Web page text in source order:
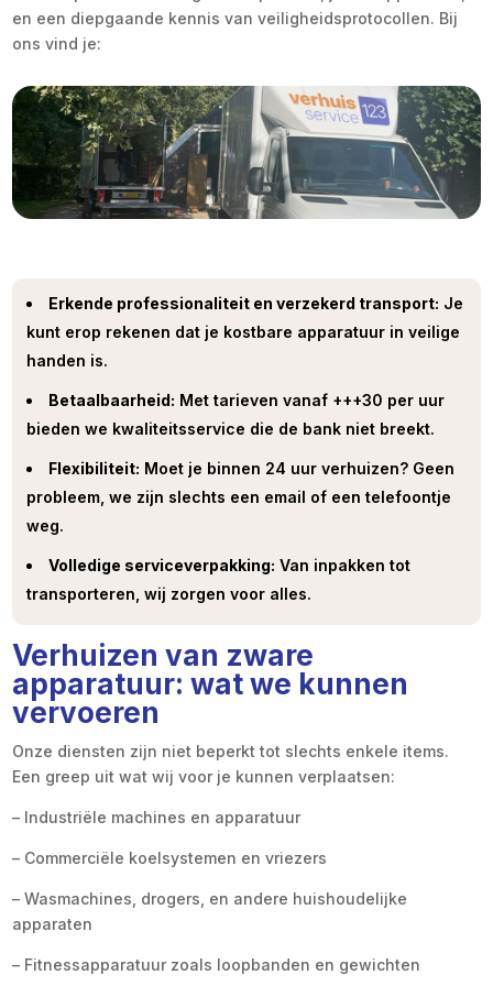
en een diepgaande kennis van veiligheidsprotocollen. Bij
ons vind je:
Erkende professionaliteit en verzekerd transport: Je
kunt erop rekenen dat je kostbare apparatuur in veilige
handen is.
Betaalbaarheid: Met tarieven vanaf +++30 per uur
bieden we kwaliteitsservice die de bank niet breekt.
Flexibiliteit: Moet je binnen 24 uur verhuizen? Geen
probleem, we zijn slechts een email of een telefoontje
weg.
Volledige serviceverpakking: Van inpakken tot
transporteren, wij zorgen voor alles.
Verhuizen van zware
apparatuur: wat we kunnen
vervoeren
Onze diensten zijn niet beperkt tot slechts enkele items.
Een greep uit wat wij voor je kunnen verplaatsen:
– Industriële machines en apparatuur
– Commerciële koelsystemen en vriezers
– Wasmachines, drogers, en andere huishoudelijke
apparaten
– Fitnessapparatuur zoals loopbanden en gewichten